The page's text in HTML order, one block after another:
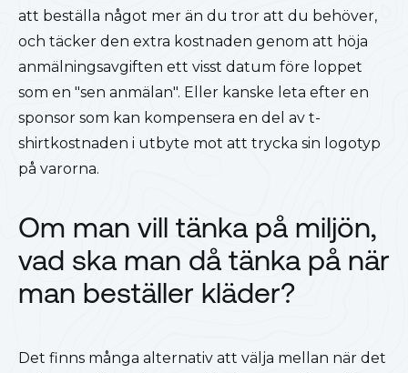
att beställa något mer än du tror att du behöver,
och täcker den extra kostnaden genom att höja
anmälningsavgiften ett visst datum före loppet
som en "sen anmälan". Eller kanske leta efter en
sponsor som kan kompensera en del av t-
shirtkostnaden i utbyte mot att trycka sin logotyp
på varorna.
Om man vill tänka på miljön,
vad ska man då tänka på när
man beställer kläder?
Det finns många alternativ att välja mellan när det